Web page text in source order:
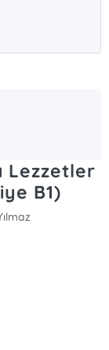
Lezzetler
B1)